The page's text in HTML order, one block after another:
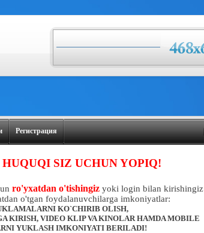
Регистрация
SIZ UCHUN YOPIQ!
ro'yxatdan o'tishingizyoki login bilan kirishingiz
o'tgan foydalanuvchilarga imkoniyatlar:
KO`CHIRIB OLISH,
KIRISH, VIDEO KLIP VA KINOLAR HAMDA MOBILE
YUKLASH IMKONIYATI BERILADI!